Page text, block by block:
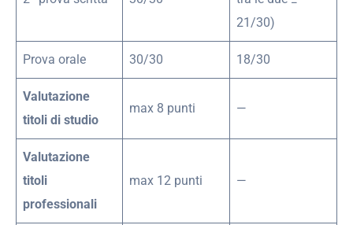
21/30)
Prova orale 30/30 18/30
Valutazione
titoli di studio
max 8 punti —
Valutazione
titoli
professionali
max 12 punti —